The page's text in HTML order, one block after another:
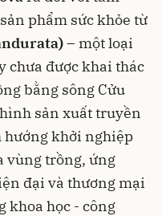
phẩm sức khỏe từ
– một loại
chưa được khai thác
bằng sông Cửu
sản xuất truyền
hướng khởi nghiệp
vùng trồng, ứng
đại và thương mại
khoa học - công